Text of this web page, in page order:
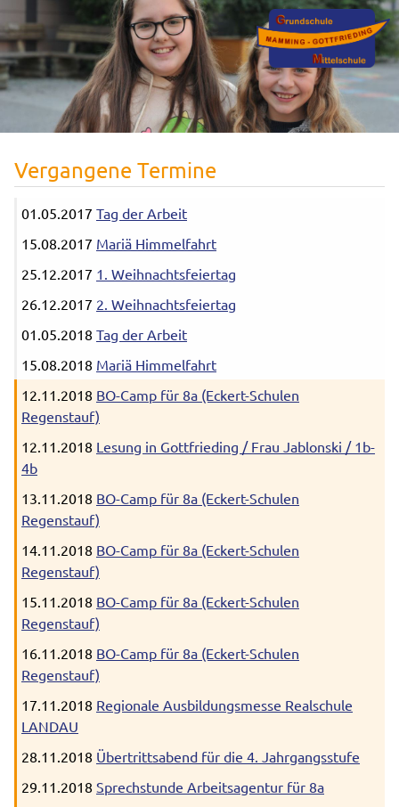
Vergangene Termine
01.05.2017 Tag der Arbeit
15.08.2017 Mariä Himmelfahrt
25.12.2017 1. Weihnachtsfeiertag
26.12.2017 2. Weihnachtsfeiertag
01.05.2018 Tag der Arbeit
15.08.2018 Mariä Himmelfahrt
12.11.2018 BO-Camp für 8a (Eckert-Schulen
Regenstauf)
12.11.2018 Lesung in Gottfrieding / Frau Jablonski / 1b-
4b
13.11.2018 BO-Camp für 8a (Eckert-Schulen
Regenstauf)
14.11.2018 BO-Camp für 8a (Eckert-Schulen
Regenstauf)
15.11.2018 BO-Camp für 8a (Eckert-Schulen
Regenstauf)
16.11.2018 BO-Camp für 8a (Eckert-Schulen
Regenstauf)
17.11.2018 Regionale Ausbildungsmesse Realschule
LANDAU
28.11.2018 Übertrittsabend für die 4. Jahrgangsstufe
29.11.2018 Sprechstunde Arbeitsagentur für 8a